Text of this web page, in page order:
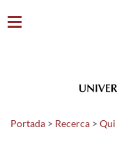
Portada > Recerca > Qui